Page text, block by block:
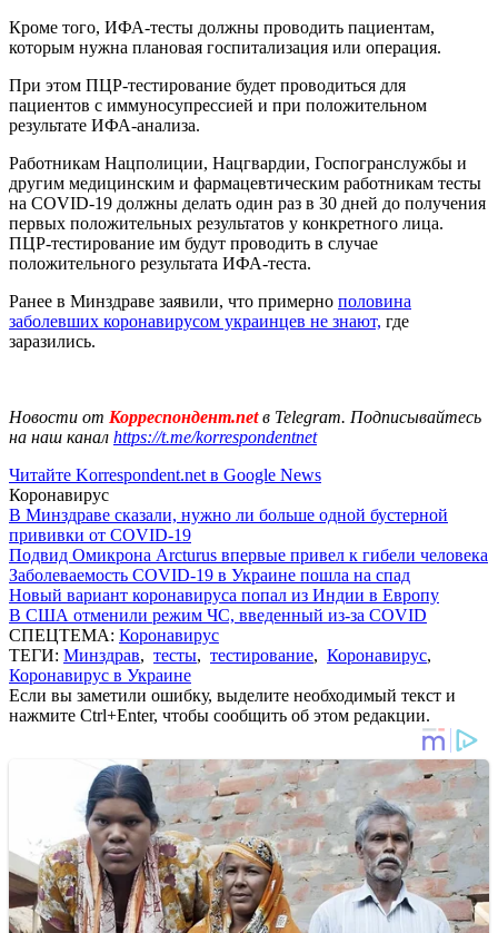
Кроме того, ИФА-тесты должны проводить пациентам,
которым нужна плановая госпитализация или операция.
При этом ПЦР-тестирование будет проводиться для
пациентов с иммуносупрессией и при положительном
результате ИФА-анализа.
Работникам Нацполиции, Нацгвардии, Госпогранслужбы и
другим медицинским и фармацевтическим работникам тесты
на COVID-19 должны делать один раз в 30 дней до получения
первых положительных результатов у конкретного лица.
ПЦР-тестирование им будут проводить в случае
положительного результата ИФА-теста.
Ранее в Минздраве заявили, что примерно половина
заболевших коронавирусом украинцев не знают, где
заразились.
Новости от Корреспондент.netв Telegram. Подписывайтесь
на наш канал https://t.me/korrespondentnet
Читайте Korrespondent.net в Google News
Коронавирус
В Минздраве сказали, нужно ли больше одной бустерной
прививки от COVID-19
Подвид Омикрона Arcturus впервые привел к гибели человека
Заболеваемость COVID-19 в Украине пошла на спад
Новый вариант коронавируса попал из Индии в Европу
В США отменили режим ЧС, введенный из-за COVID
СПЕЦТЕМА: Коронавирус
ТЕГИ: Минздрав, тесты, тестирование, Коронавирус,
Коронавирус в Украине
Если вы заметили ошибку, выделите необходимый текст и
нажмите Ctrl+Enter, чтобы сообщить об этом редакции.